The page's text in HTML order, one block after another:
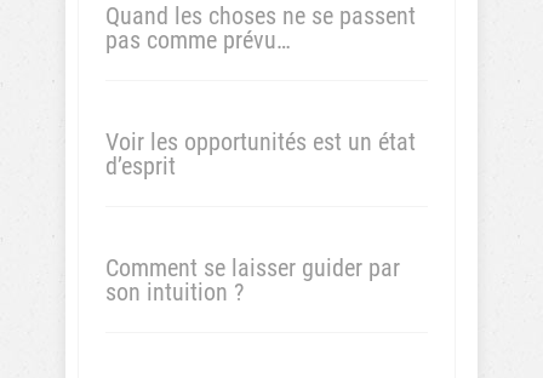
Quand les choses ne se passent
pas comme prévu…
Voir les opportunités est un état
d’esprit
Comment se laisser guider par
son intuition ?